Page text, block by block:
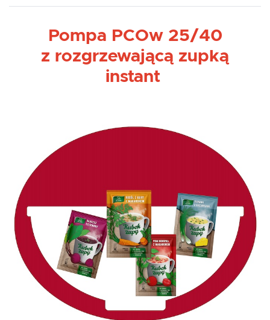
Pompa PCOw 25/40
z rozgrzewającą zupką
instant